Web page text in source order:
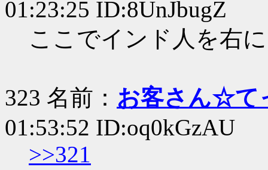
01:23:25 ID:8UnJbugZ
ここでインド人を右
323 名前： お客さん☆て
01:53:52 ID:oq0kGzAU
>>321